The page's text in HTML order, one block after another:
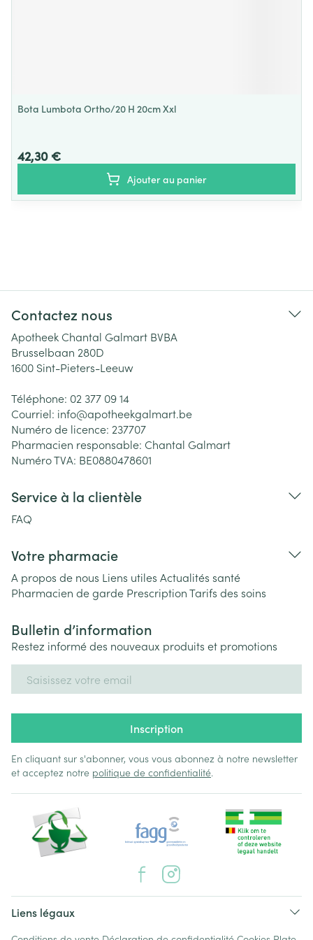
Bota Lumbota Ortho/20 H 20cm Xxl
42,30 €
Ajouter au panier
Contactez nous
Apotheek Chantal Galmart BVBA
Brusselbaan 280D
1600 Sint-Pieters-Leeuw
Téléphone: 02 377 09 14
Courriel: info@apotheekgalmart.be
Numéro de licence: 237707
Pharmacien responsable: Chantal Galmart
Numéro TVA: BE0880478601
Service à la clientèle
FAQ
Votre pharmacie
A propos de nous Liens utiles Actualités santé
Pharmacien de garde PrescriptionTarifs des soins
Bulletin d’information
Restez informé des nouveaux produits et promotions
Inscription
En cliquant sur s'abonner, vous vous abonnez à notre newsletter
et acceptez notre politique de confidentialité.
Liens légaux